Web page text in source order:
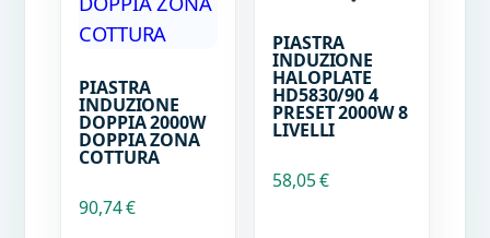
PIASTRA
INDUZIONE
DOPPIA 2000W
DOPPIA ZONA
COTTURA
90,74€
PIASTRA
INDUZIONE
HALOPLATE
HD5830/90 4
PRESET 2000W 8
LIVELLI
58,05€